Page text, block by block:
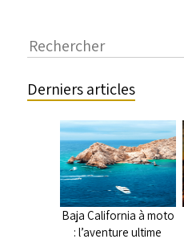
Derniers articles
Baja California à moto
: l’aventure ultime